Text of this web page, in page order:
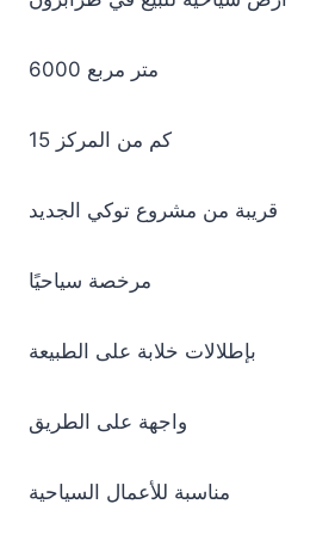
6000 متر مربع
15 كم من المركز
قريبة من مشروع توكي الجديد
مرخصة سياحيًا
بإطلالات خلابة على الطبيعة
واجهة على الطريق
مناسبة للأعمال السياحية